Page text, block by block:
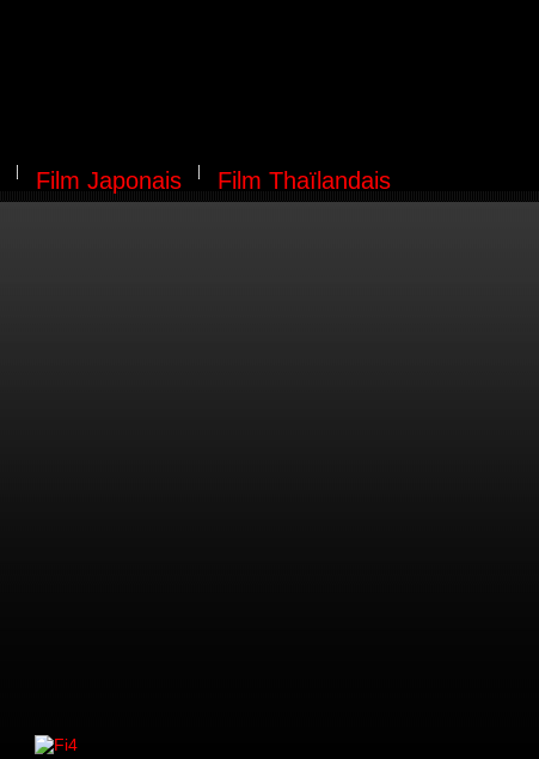
Film Japonais Film Thaïlandais